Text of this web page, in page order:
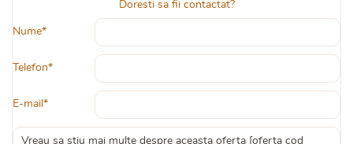
Doresti sa fii contactat?
Nume*
Telefon*
E-mail*